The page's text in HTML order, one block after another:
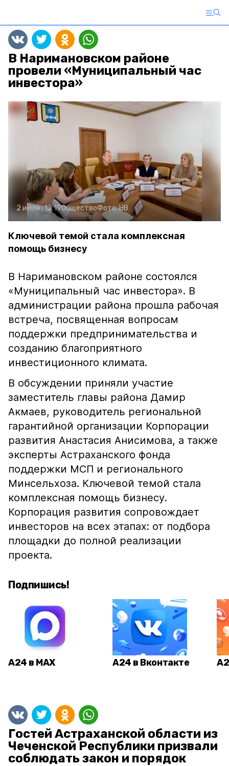
В Наримановском районе
провели «Муниципальный час
инвестора»
2 июля , 12:19ОбществоФото:НВ
Ключевой темой стала комплексная
помощь бизнесу
В Наримановском районе состоялся
«Муниципальный час инвестора». В
администрации района прошла рабочая
встреча, посвященная вопросам
поддержки предпринимательства и
созданию благоприятного
инвестиционного климата.
В обсуждении приняли участие
заместитель главы района Дамир
Акмаев, руководитель региональной
гарантийной организации Корпорации
развития Анастасия Анисимова, а также
эксперты Астраханского фонда
поддержки МСП и регионального
Минсельхоза. Ключевой темой стала
комплексная помощь бизнесу.
Корпорация развития сопровождает
инвесторов на всех этапах: от подбора
площадки до полной реализации
проекта.
Подпишись!
А24 в MAX А24 в Вконтакте
Гостей Астраханской области из
Чеченской Республики призвали
соблюдать закон и порядок